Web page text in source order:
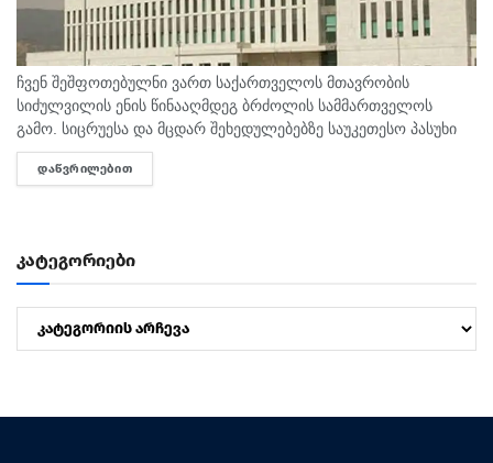
ჩვენ შეშფოთებულნი ვართ საქართველოს მთავრობის
სიძულვილის ენის წინააღმდეგ ბრძოლის სამმართველოს
გამო. სიცრუესა და მცდარ შეხედულებებზე საუკეთესო პასუხი
მეტი სიტყვის თავისუფლებაა და არა იძულებით დამყარებული
დუმილი, - ამის შესახებ საქართველოში აშშ-ის საელჩოში...
ᲓᲐᲬᲕᲠᲘᲚᲔᲑᲘᲗ
კატეგორიები
კატეგორიები